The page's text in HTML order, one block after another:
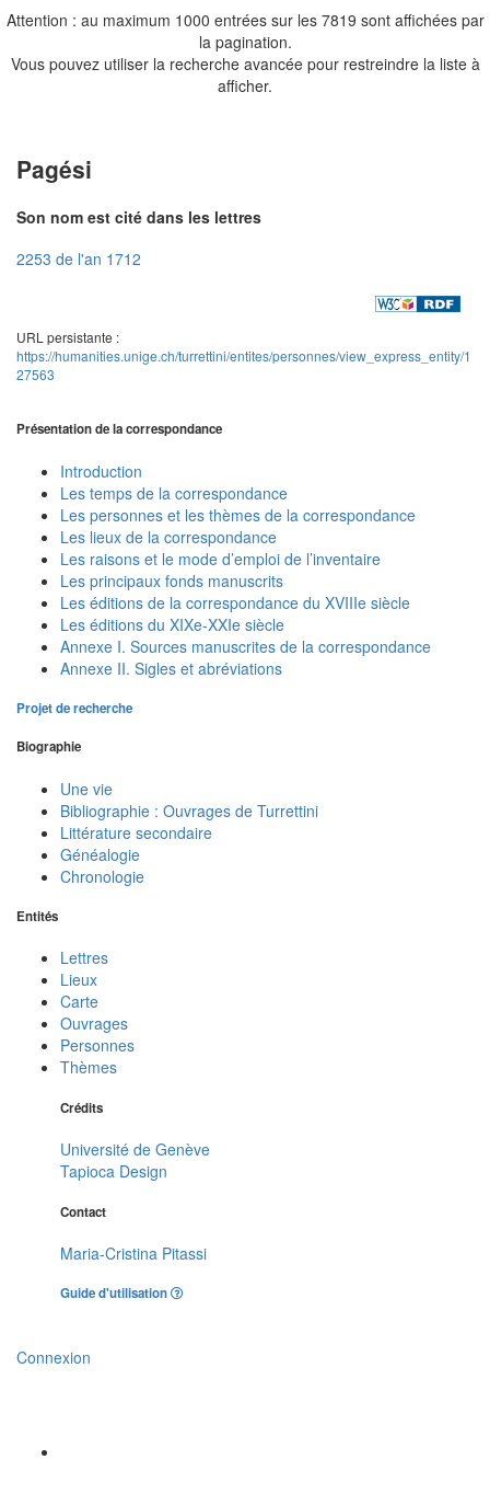
Attention : au maximum 1000 entrées sur les 7819 sont affichées par
la pagination.
Vous pouvez utiliser la recherche avancée pour restreindre la liste à
afficher.
Pagési
Son nom est cité dans les lettres
2253 de l'an 1712
URL persistante :
https://humanities.unige.ch/turrettini/entites/personnes/view_express_entity/1
27563
Présentation de la correspondance
Introduction
Les temps de la correspondance
Les personnes et les thèmes de la correspondance
Les lieux de la correspondance
Les raisons et le mode d’emploi de l’inventaire
Les principaux fonds manuscrits
Les éditions de la correspondance du XVIIIe siècle
Les éditions du XIXe-XXIe siècle
Annexe I. Sources manuscrites de la correspondance
Annexe II. Sigles et abréviations
Projet de recherche
Biographie
Une vie
Bibliographie : Ouvrages de Turrettini
Littérature secondaire
Généalogie
Chronologie
Entités
Lettres
Lieux
Carte
Ouvrages
Personnes
Thèmes
Crédits
Université de Genève
Tapioca Design
Contact
Maria-Cristina Pitassi
Guide d'utilisation
Connexion